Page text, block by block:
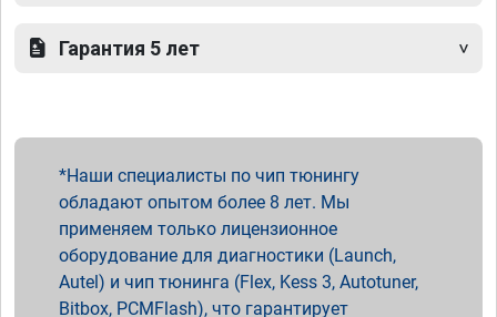
Гарантия 5 лет
Наши специалисты по чип тюнингу
обладают опытом более 8 лет. Мы
применяем только лицензионное
оборудование для диагностики (Launch,
Autel) и чип тюнинга (Flex, Kess 3, Autotuner,
Bitbox, PCMFlash), что гарантирует